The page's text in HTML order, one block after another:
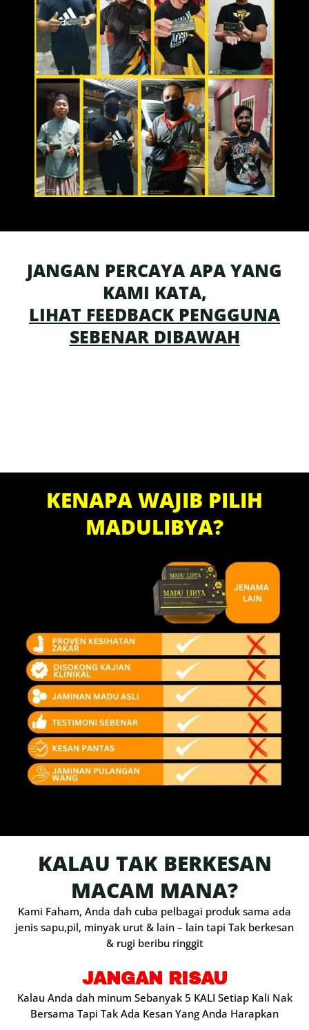
JANGAN PERCAYA APA YANG
KAMI KATA,
LIHAT FEEDBACK PENGGUNA
SEBENAR DIBAWAH
KENAPA WAJIB PILIH
MADULIBYA?
KALAU TAK BERKESAN
MACAM MANA?
Kami Faham, Anda dah cuba pelbagai produk sama ada
jenis sapu,pil, minyak urut & lain – lain tapi Tak berkesan
& rugi beribu ringgit
JANGAN RISAU
Kalau Anda dah minum Sebanyak 5 KALI Setiap Kali Nak
Bersama Tapi Tak Ada Kesan Yang Anda Harapkan